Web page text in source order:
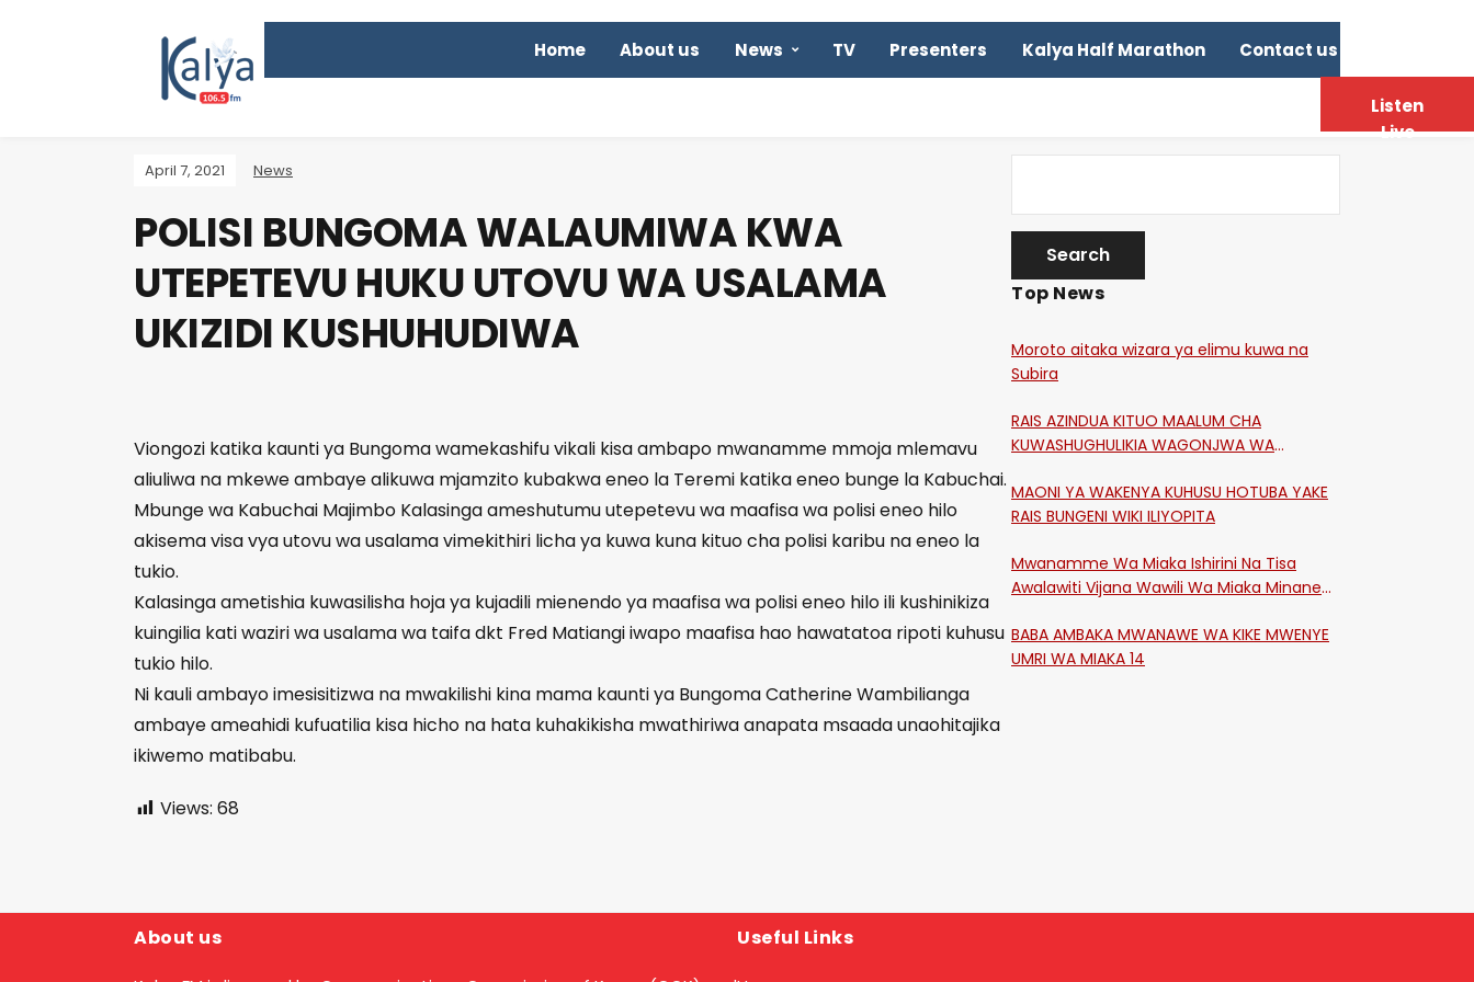
Home About us News TV Presenters Kalya Half Marathon Contact us
April 7, 2021 News
POLISI BUNGOMA WALAUMIWA KWA
UTEPETEVU HUKU UTOVU WA USALAMA
UKIZIDI KUSHUHUDIWA
Viongozi katika kaunti ya Bungoma wamekashifu vikali kisa ambapo mwanamme mmoja mlemavu
aliuliwa na mkewe ambaye alikuwa mjamzito kubakwa eneo la Teremi katika eneo bunge la Kabuchai.
Mbunge wa Kabuchai Majimbo Kalasinga ameshutumu utepetevu wa maafisa wa polisi eneo hilo
akisema visa vya utovu wa usalama vimekithiri licha ya kuwa kuna kituo cha polisi karibu na eneo la
tukio.
Kalasinga ametishia kuwasilisha hoja ya kujadili mienendo ya maafisa wa polisi eneo hilo ili kushinikiza
kuingilia kati waziri wa usalama wa taifa dkt Fred Matiangi iwapo maafisa hao hawatatoa ripoti kuhusu
tukio hilo.
Ni kauli ambayo imesisitizwa na mwakilishi kina mama kaunti ya Bungoma Catherine Wambilianga
ambaye ameahidi kufuatilia kisa hicho na hata kuhakikisha mwathiriwa anapata msaada unaohitajika
ikiwemo matibabu.
Views: 68
Top News
Moroto aitaka wizara ya elimu kuwa na
Subira
RAIS AZINDUA KITUO MAALUM CHA
KUWASHUGHULIKIA WAGONJWA WA
MAONI YA WAKENYA KUHUSU HOTUBA YAKE
RAIS BUNGENI WIKI ILIYOPITA
Mwanamme Wa Miaka Ishirini Na Tisa
Awalawiti Vijana Wawili Wa Miaka Minane
Shikangania, Kakamega
BABA AMBAKA MWANAWE WA KIKE MWENYE
UMRI WA MIAKA 14
About us Useful Links
Listen
Live